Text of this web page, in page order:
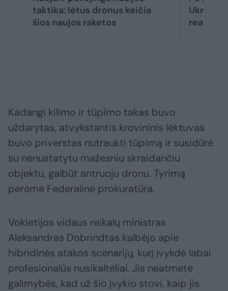
taktika: lėtus dronus keičia
šios naujos raketos
reakcija
Kadangi kilimo ir tūpimo takas buvo
uždarytas, atvykstantis krovininis lėktuvas
buvo priverstas nutraukti tūpimą ir susidūrė
su nenustatytu mažesniu skraidančiu
objektu, galbūt antruoju dronu. Tyrimą
perėmė Federalinė prokuratūra.
Vokietijos vidaus reikalų ministras
Aleksandras Dobrindtas kalbėjo apie
hibridinės atakos scenarijų, kurį įvykdė labai
profesionalūs nusikaltėliai. Jis neatmetė
galimybės, kad už šio įvykio stovi, kaip jis